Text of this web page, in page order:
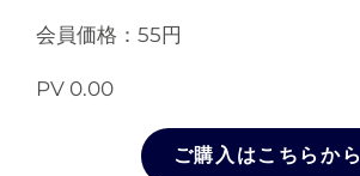
会員価格：55円
PV 0.00
ご購入はこちらから